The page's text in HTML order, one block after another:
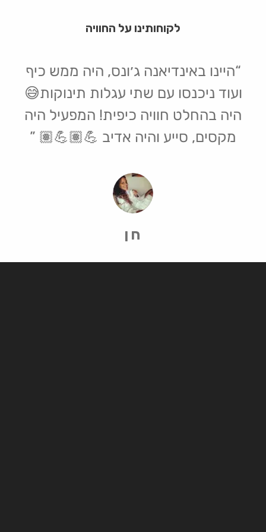
לקוחותינו על החוויה
היינו באינדיאנה ג׳ונס, היה ממש כיף
ועוד ניכנסו עם שתי עגלות תינוקות😅
היה בהחלט חוויה כיפית! המפעיל היה
מקסים, סייע והיה אדיב 💪🏽💪🏽
חן